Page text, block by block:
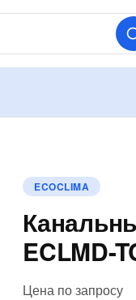
ECOCLIMA
ECLMD-
Цена по запросу